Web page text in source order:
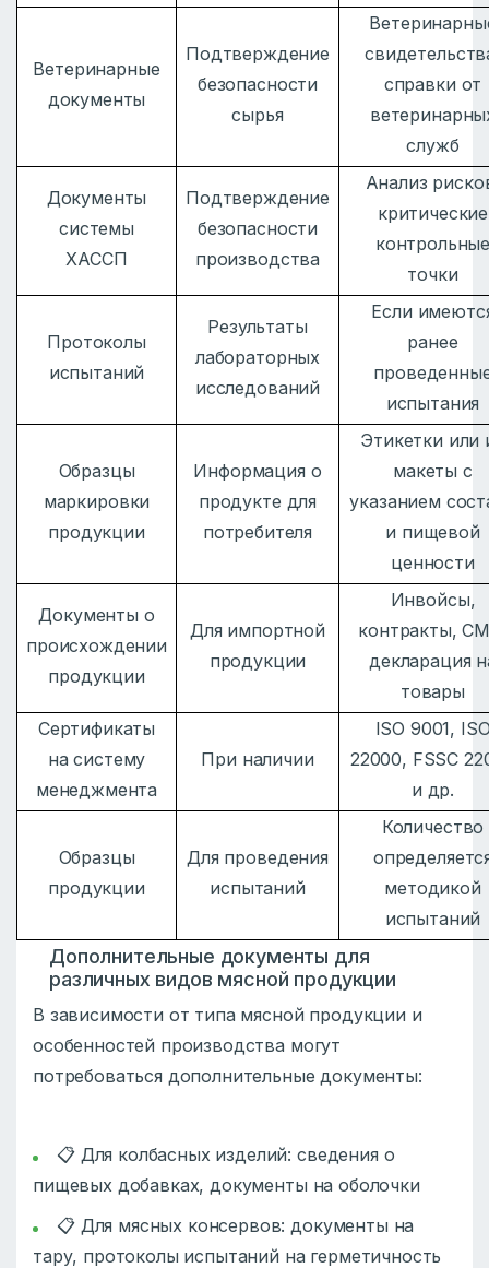
Ветеринарные
документы
Подтверждение
безопасности
сырья
справки от
служб
Документы
системы
ХАССП
Подтверждение
безопасности
производства
Анализ
критические
точки
Протоколы
испытаний
Результаты
лабораторных
исследований
Если
ранее
испытания
Образцы
маркировки
продукции
Информация о
продукте для
потребителя
Этикетки или
макеты с
указанием
и пищевой
ценности
Документы о
происхождении
продукции
Для импортной
продукции
Инвойсы,
контракты,
декларация
товары
Сертификаты
на систему
менеджмента
При наличии
ISO 9001,
22000, FSSC
и др.
Образцы
продукции
Для проведения
испытаний
Количество
методикой
испытаний
Дополнительные документы для
различных видов мясной продукции
В зависимости от типа мясной продукции и
особенностей производства могут
потребоваться дополнительные документы:
📋 Для колбасных изделий: сведения о
пищевых добавках, документы на оболочки
📋 Для мясных консервов: документы на
тару, протоколы испытаний на герметичность